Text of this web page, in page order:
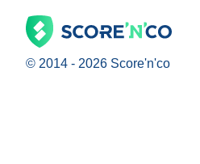
© 2014 - 2026 Score'n'co